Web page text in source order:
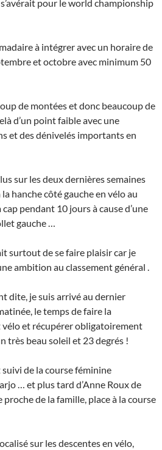
pour le world championship
à intégrer avec un horaire de
et octobre avec minimum 50
de montées et donc beaucoup de
d’un point faible avec une
et des dénivelés importants en
sur les deux dernières semaines
hanche côté gauche en vélo au
pendant 10 jours à cause d’une
gauche …
surtout de se faire plaisir car je
ambition au classement général .
dite, je suis arrivé au dernier
le temps de faire la
vélo et récupérer obligatoirement
très beau soleil et 23 degrés !
de la course féminine
… et plus tard d’Anne Roux de
proche de la famille, place à la course
sur les descentes en vélo,